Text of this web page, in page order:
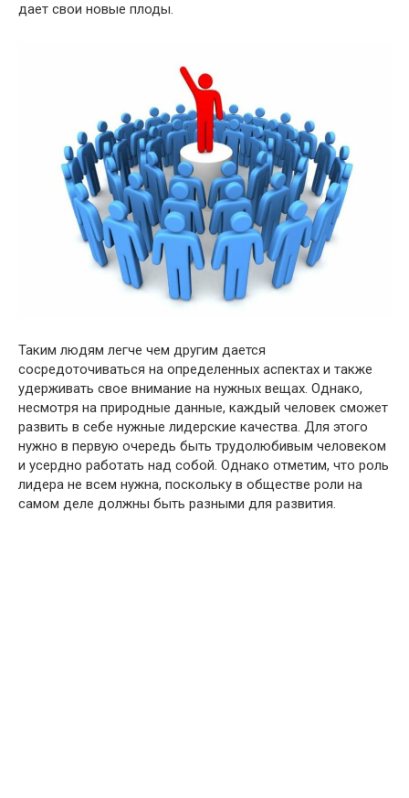
дает свои новые плоды.
Таким людям легче чем другим дается
сосредоточиваться на определенных аспектах и также
удерживать свое внимание на нужных вещах. Однако,
несмотря на природные данные, каждый человек сможет
развить в себе нужные лидерские качества. Для этого
нужно в первую очередь быть трудолюбивым человеком
и усердно работать над собой. Однако отметим, что роль
лидера не всем нужна, поскольку в обществе роли на
самом деле должны быть разными для развития.